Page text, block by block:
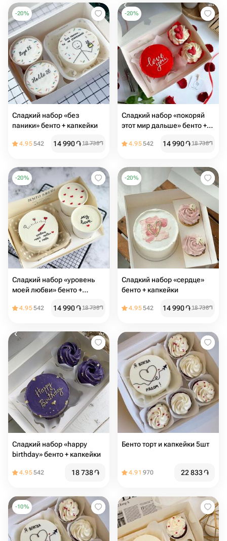
-20%
Сладкий набор «без
паники» бенто + капкейки
4.95542 14 990֏18 738֏
-20%
Сладкий набор «покоряй
этот мир дальше» бенто +
4.95542 14 990֏18 738֏
-20%
Сладкий набор «уровень
моей любви» бенто +
4.95542 14 990֏18 738֏
-20%
Сладкий набор «сердце»
бенто + капкейки
4.95542 14 990֏18 738֏
Сладкий набор «happy
birthday» бенто + капкейки
4.95542 18 738֏
Бенто торт и капкейки 5шт
4.91 970 22 833֏
-10%